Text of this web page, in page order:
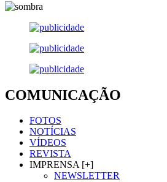
COMUNICAÇÃO
FOTOS
NOTÍCIAS
VÍDEOS
REVISTA
IMPRENSA [+]
NEWSLETTER